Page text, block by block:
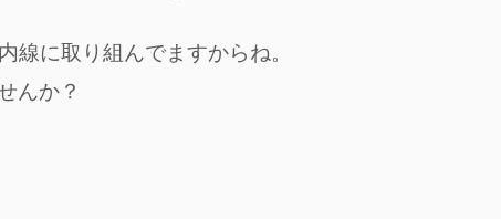
線に取り組んでますからね。
んか？